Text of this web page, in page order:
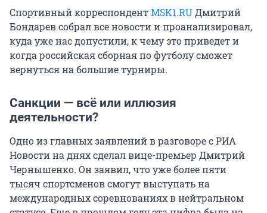
Спортивный корреспондентMSK1.RUДмитрий
Бондарев собрал все новости и проанализировал,
куда уже нас допустили, к чему это приведет и
когда российская сборная по футболу сможет
вернуться на большие турниры.
Санкции — всё или иллюзия
деятельности?
Одно из главных заявлений в разговоре с РИА
Новости на днях сделал вице-премьер Дмитрий
Чернышенко. Он заявил, что уже более пяти
тысяч спортсменов смогут выступать на
международных соревнованиях в нейтральном